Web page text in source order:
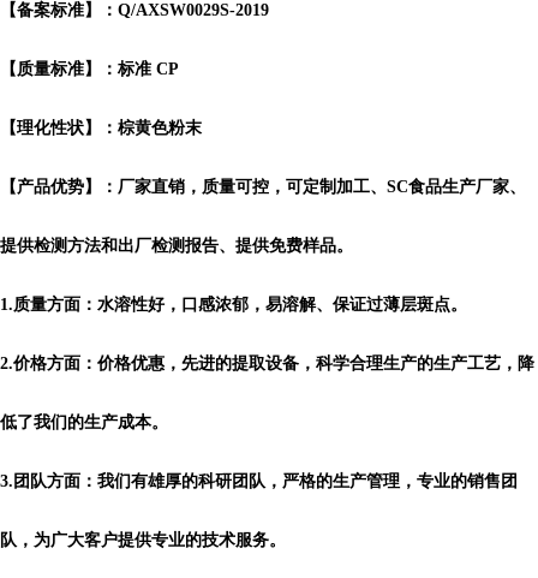
【备案标准】：Q/AXSW0029S-2019
【质量标准】：标准 CP
【理化性状】：棕黄色粉末
【产品优势】：厂家直销，质量可控，可定制加工、SC食品生产厂家、
提供检测方法和出厂检测报告、提供免费样品。
1.质量方面：水溶性好，口感浓郁，易溶解、保证过薄层斑点。
2.价格方面：价格优惠，先进的提取设备，科学合理生产的生产工艺，降
低了我们的生产成本。
3.团队方面：我们有雄厚的科研团队，严格的生产管理，专业的销售团
队，为广大客户提供专业的技术服务。